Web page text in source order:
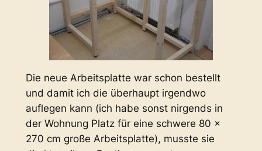
Die neue Arbeitsplatte war schon bestellt
und damit ich die überhaupt irgendwo
auflegen kann (ich habe sonst nirgends in
der Wohnung Platz für eine schwere 80 x
270 cm große Arbeitsplatte), musste sie